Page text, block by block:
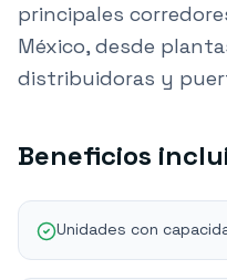
principales
México, desde
distribuidoras y
Beneficios
Unidades con